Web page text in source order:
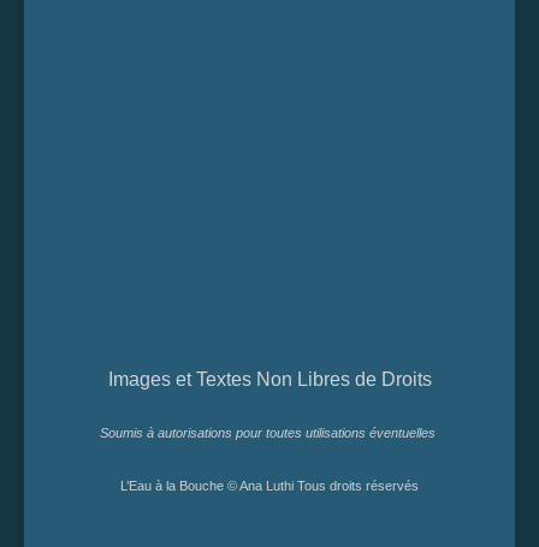
Images et Textes Non Libres de Droits
Soumis à autorisations pour toutes utilisations éventuelles
L’Eau à la Bouche © Ana Luthi Tous droits réservés